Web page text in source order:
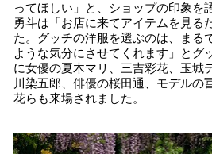
ってほしい」と、ショップの印象を
勇斗は「お店に来てアイテムを見る
た。グッチの洋服を選ぶのは、まる
ような気分にさせてくれます」とグ
に女優の夏木マリ、三吉彩花、玉城
川染五郎、俳優の桜田通、モデルの
花らも来場されました。